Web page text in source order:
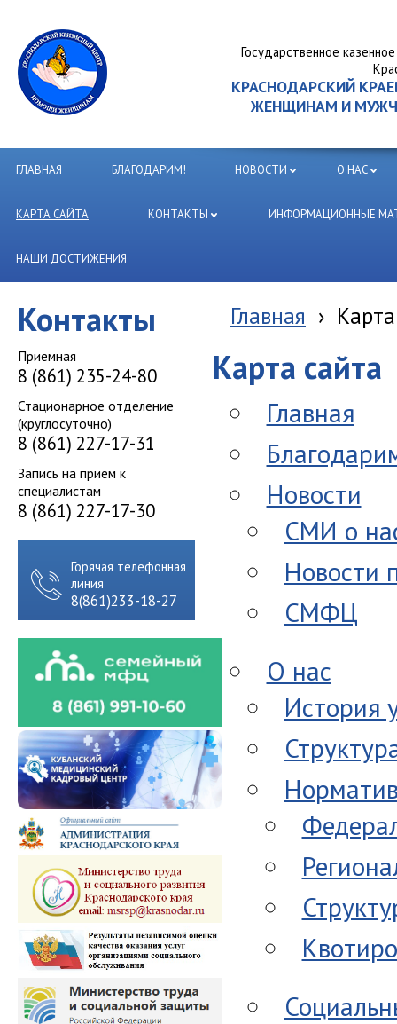
Государственное
КРАСНОДАРСКИЙ
ЖЕНЩИНАМ И
ГЛАВНАЯ БЛАГОДАРИМ! НОВОСТИ О НАС
КАРТА САЙТА КОНТАКТЫ ИНФОРМАЦИОННЫЕ
НАШИ ДОСТИЖЕНИЯ
Контакты
Приемная
8 (861) 235-24-80
Стационарное отделение
(круглосуточно)
8 (861) 227-17-31
Запись на прием к
специалистам
8 (861) 227-17-30
Горячая телефонная
линия
8(861)233-18-27
Главная ›
Карта сайта
Главная
Новости
СМИ о
Новости
СМФЦ
О нас
История